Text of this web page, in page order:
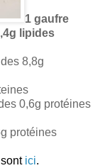
1 gaufre
lipides
8,8g
0,6g protéines
protéines
ici.